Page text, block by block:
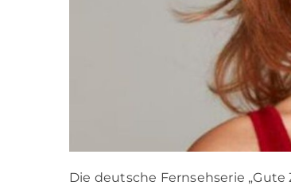
Die deutsche Fernsehserie